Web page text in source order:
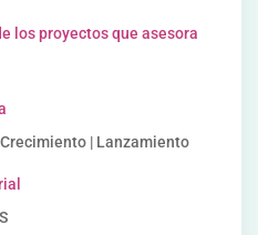
los proyectos que asesora
| Lanzamiento